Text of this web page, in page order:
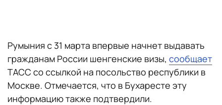
Румыния с 31 марта впервые начнет выдавать
гражданам России шенгенские визы, сообщает
ТАСС со ссылкой на посольство республики в
Москве. Отмечается, что в Бухаресте эту
информацию также подтвердили.